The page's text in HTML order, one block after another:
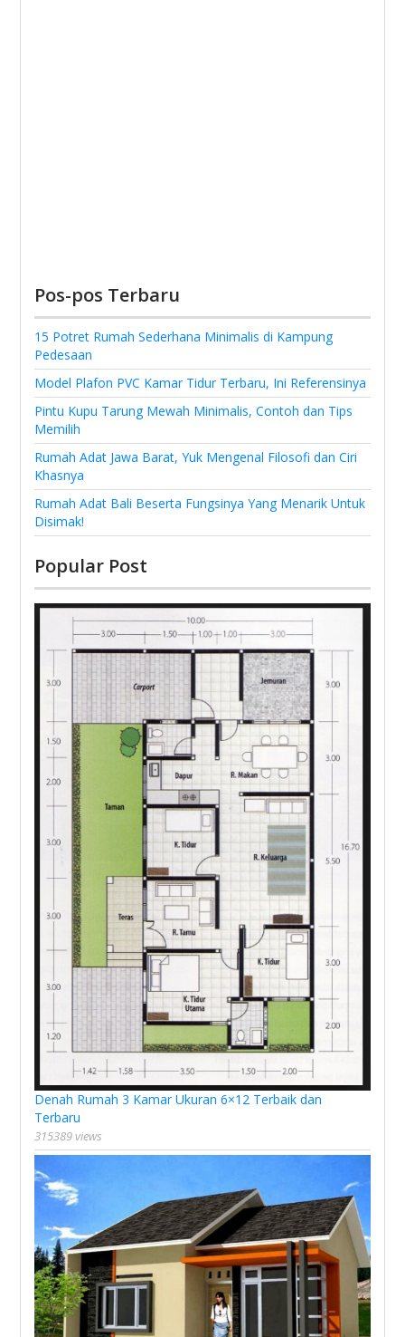
Pos-pos Terbaru
15 Potret Rumah Sederhana Minimalis di Kampung
Pedesaan
Model Plafon PVC Kamar Tidur Terbaru, Ini Referensinya
Pintu Kupu Tarung Mewah Minimalis, Contoh dan Tips
Memilih
Rumah Adat Jawa Barat, Yuk Mengenal Filosofi dan Ciri
Khasnya
Rumah Adat Bali Beserta Fungsinya Yang Menarik Untuk
Disimak!
Popular Post
Denah Rumah 3 Kamar Ukuran 6×12 Terbaik dan
Terbaru
315389 views